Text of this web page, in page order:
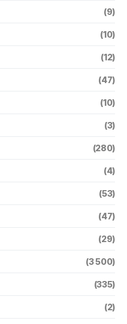
(9)
(10)
(12)
(47)
(10)
(3)
(280)
(4)
(53)
(47)
(29)
(3 500)
(335)
(2)